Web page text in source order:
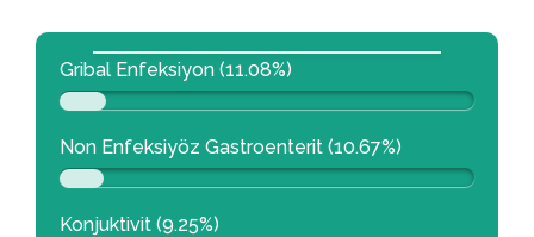
Gribal Enfeksiyon (11.08%)
Non Enfeksiyöz Gastroenterit (10.67%)
Konjuktivit (9.25%)